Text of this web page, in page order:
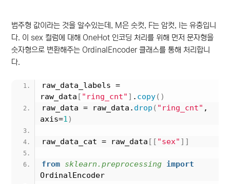
범주형 값이라는 것을 알수있는데, M은 숫컷, F는 암컷, I는 유충입니
다. 이 sex 컬럼에 대해 OneHot 인코딩 처리를 위해 먼저 문자형을
숫자형으로 변환해주는 OrdinalEncoder 클래스를 통해 처리합니
다.
raw_data_labels =
raw_data [ "ring_cnt" ] . copy()
raw_data = raw_data. drop ( "ring_cnt" ,
axis=1)
raw_data_cat = raw_data [[ "sex" ]]
from sklearn.preprocessing import
OrdinalEncoder